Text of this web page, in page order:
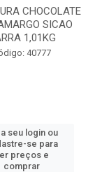
CHOCOLATE
SICAO
1,01KG
40777
seu login ou
se para
preços e
comprar